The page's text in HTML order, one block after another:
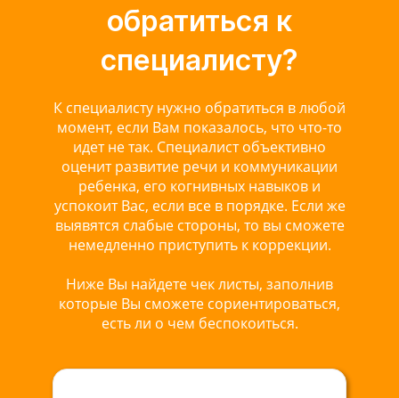
обратиться к
специалисту?
К специалисту нужно обратиться в любой
момент, если Вам показалось, что что-то
идет не так. Специалист объективно
оценит развитие речи и коммуникации
ребенка, его когнивных навыков и
успокоит Вас, если все в порядке. Если же
выявятся слабые стороны, то вы сможете
немедленно приступить к коррекции.
Ниже Вы найдете чек листы, заполнив
которые Вы сможете сориентироваться,
есть ли о чем беспокоиться.